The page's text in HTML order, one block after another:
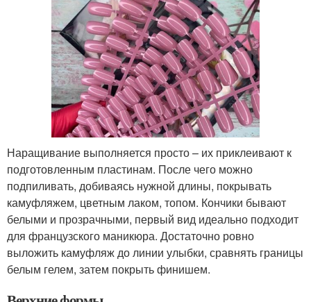
Наращивание выполняется просто – их приклеивают к
подготовленным пластинам. После чего можно
подпиливать, добиваясь нужной длины, покрывать
камуфляжем, цветным лаком, топом. Кончики бывают
белыми и прозрачными, первый вид идеально подходит
для французского маникюра. Достаточно ровно
выложить камуфляж до линии улыбки, сравнять границы
белым гелем, затем покрыть финишем.